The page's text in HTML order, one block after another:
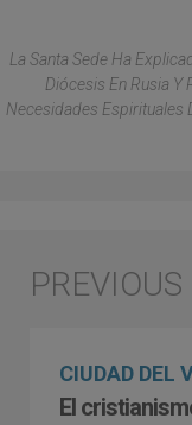
La Santa Sede Ha
Diócesis En Rusia Y
Necesidades Espirituales
CIUDAD DEL
El